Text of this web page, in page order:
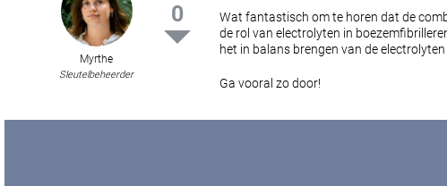
Myrthe
Sleutelbeheerder
0
Wat fantastisch om te horen dat de
de rol van electrolyten in
het in balans brengen van de
Ga vooral zo door!